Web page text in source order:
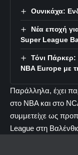
Ουνικάχα:
Νέα εποχή
Super League
Τόνι
NBA Europe με
Παράλληλα, έχει
στο NBA και στο
συμμετείχε ως
League στη